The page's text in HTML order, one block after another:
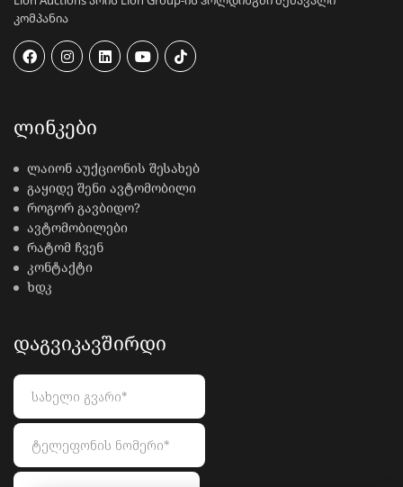
კომპანია
ᲚᲘᲜᲙᲔᲑᲘ
ლაიონ აუქციონის შესახებ
გაყიდე შენი ავტომობილი
როგორ გავბიდო?
ავტომობილები
რატომ ჩვენ
კონტაქტი
ხდკ
ᲓᲐᲒᲕᲘᲙᲐᲕᲨᲘᲠᲓᲘ